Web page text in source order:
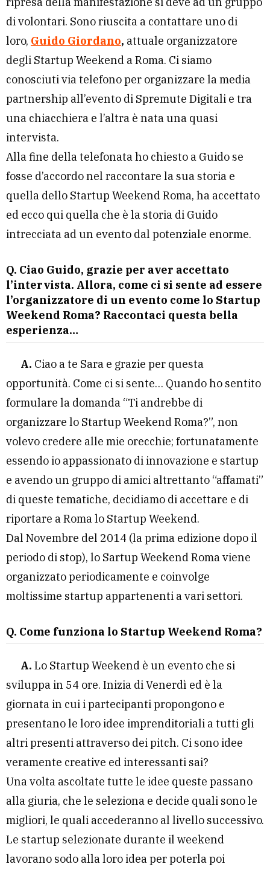
di volontari. Sono riuscita a contattare uno di
loro, Guido Giordano, attuale organizzatore
degli Startup Weekend a Roma. Ci siamo
conosciuti via telefono per organizzare la media
partnership all’evento di Spremute Digitali e tra
una chiacchiera e l’altra è nata una quasi
intervista.
Alla fine della telefonata ho chiesto a Guido se
fosse d’accordo nel raccontare la sua storia e
quella dello Startup Weekend Roma, ha accettato
ed ecco qui quella che è la storia di Guido
intrecciata ad un evento dal potenziale enorme.
Q. Ciao Guido, grazie per aver accettato
l’intervista. Allora, come ci si sente ad essere
l’organizzatore di un evento come lo Startup
Weekend Roma? Raccontaci questa bella
esperienza…
A. Ciao a te Sara e grazie per questa
opportunità. Come ci si sente… Quando ho sentito
formulare la domanda “Ti andrebbe di
organizzare lo Startup Weekend Roma?”, non
volevo credere alle mie orecchie; fortunatamente
essendo io appassionato di innovazione e startup
e avendo un gruppo di amici altrettanto “affamati”
di queste tematiche, decidiamo di accettare e di
riportare a Roma lo Startup Weekend.
Dal Novembre del 2014 (la prima edizione dopo il
periodo di stop), lo Sartup Weekend Roma viene
organizzato periodicamente e coinvolge
moltissime startup appartenenti a vari settori.
Q. Come funziona lo Startup Weekend Roma?
A. Lo Startup Weekend è un evento che si
sviluppa in 54 ore. Inizia di Venerdì ed è la
giornata in cui i partecipanti propongono e
presentano le loro idee imprenditoriali a tutti gli
altri presenti attraverso dei pitch. Ci sono idee
veramente creative ed interessanti sai?
Una volta ascoltate tutte le idee queste passano
alla giuria, che le seleziona e decide quali sono le
migliori, le quali accederanno al livello successivo.
Le startup selezionate durante il weekend
lavorano sodo alla loro idea per poterla poi